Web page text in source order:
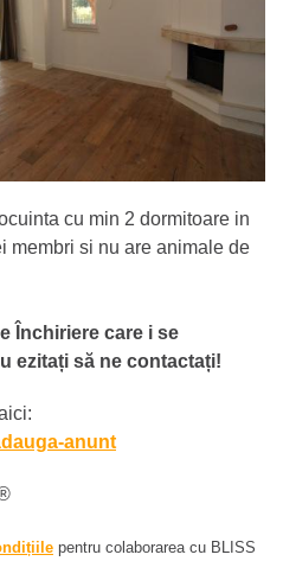
cu min 2 dormitoare in
membri si nu are animale de
Închiriere care i se
ezitați să ne contactați!
anunt
pentru colaborarea cu BLISS